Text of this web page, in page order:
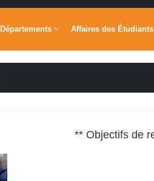
Départements Affaires des Étudiants